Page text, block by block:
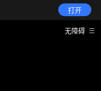
打开
无障碍